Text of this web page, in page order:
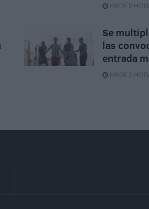
HACE 2
Se
las
entrada
HACE 3